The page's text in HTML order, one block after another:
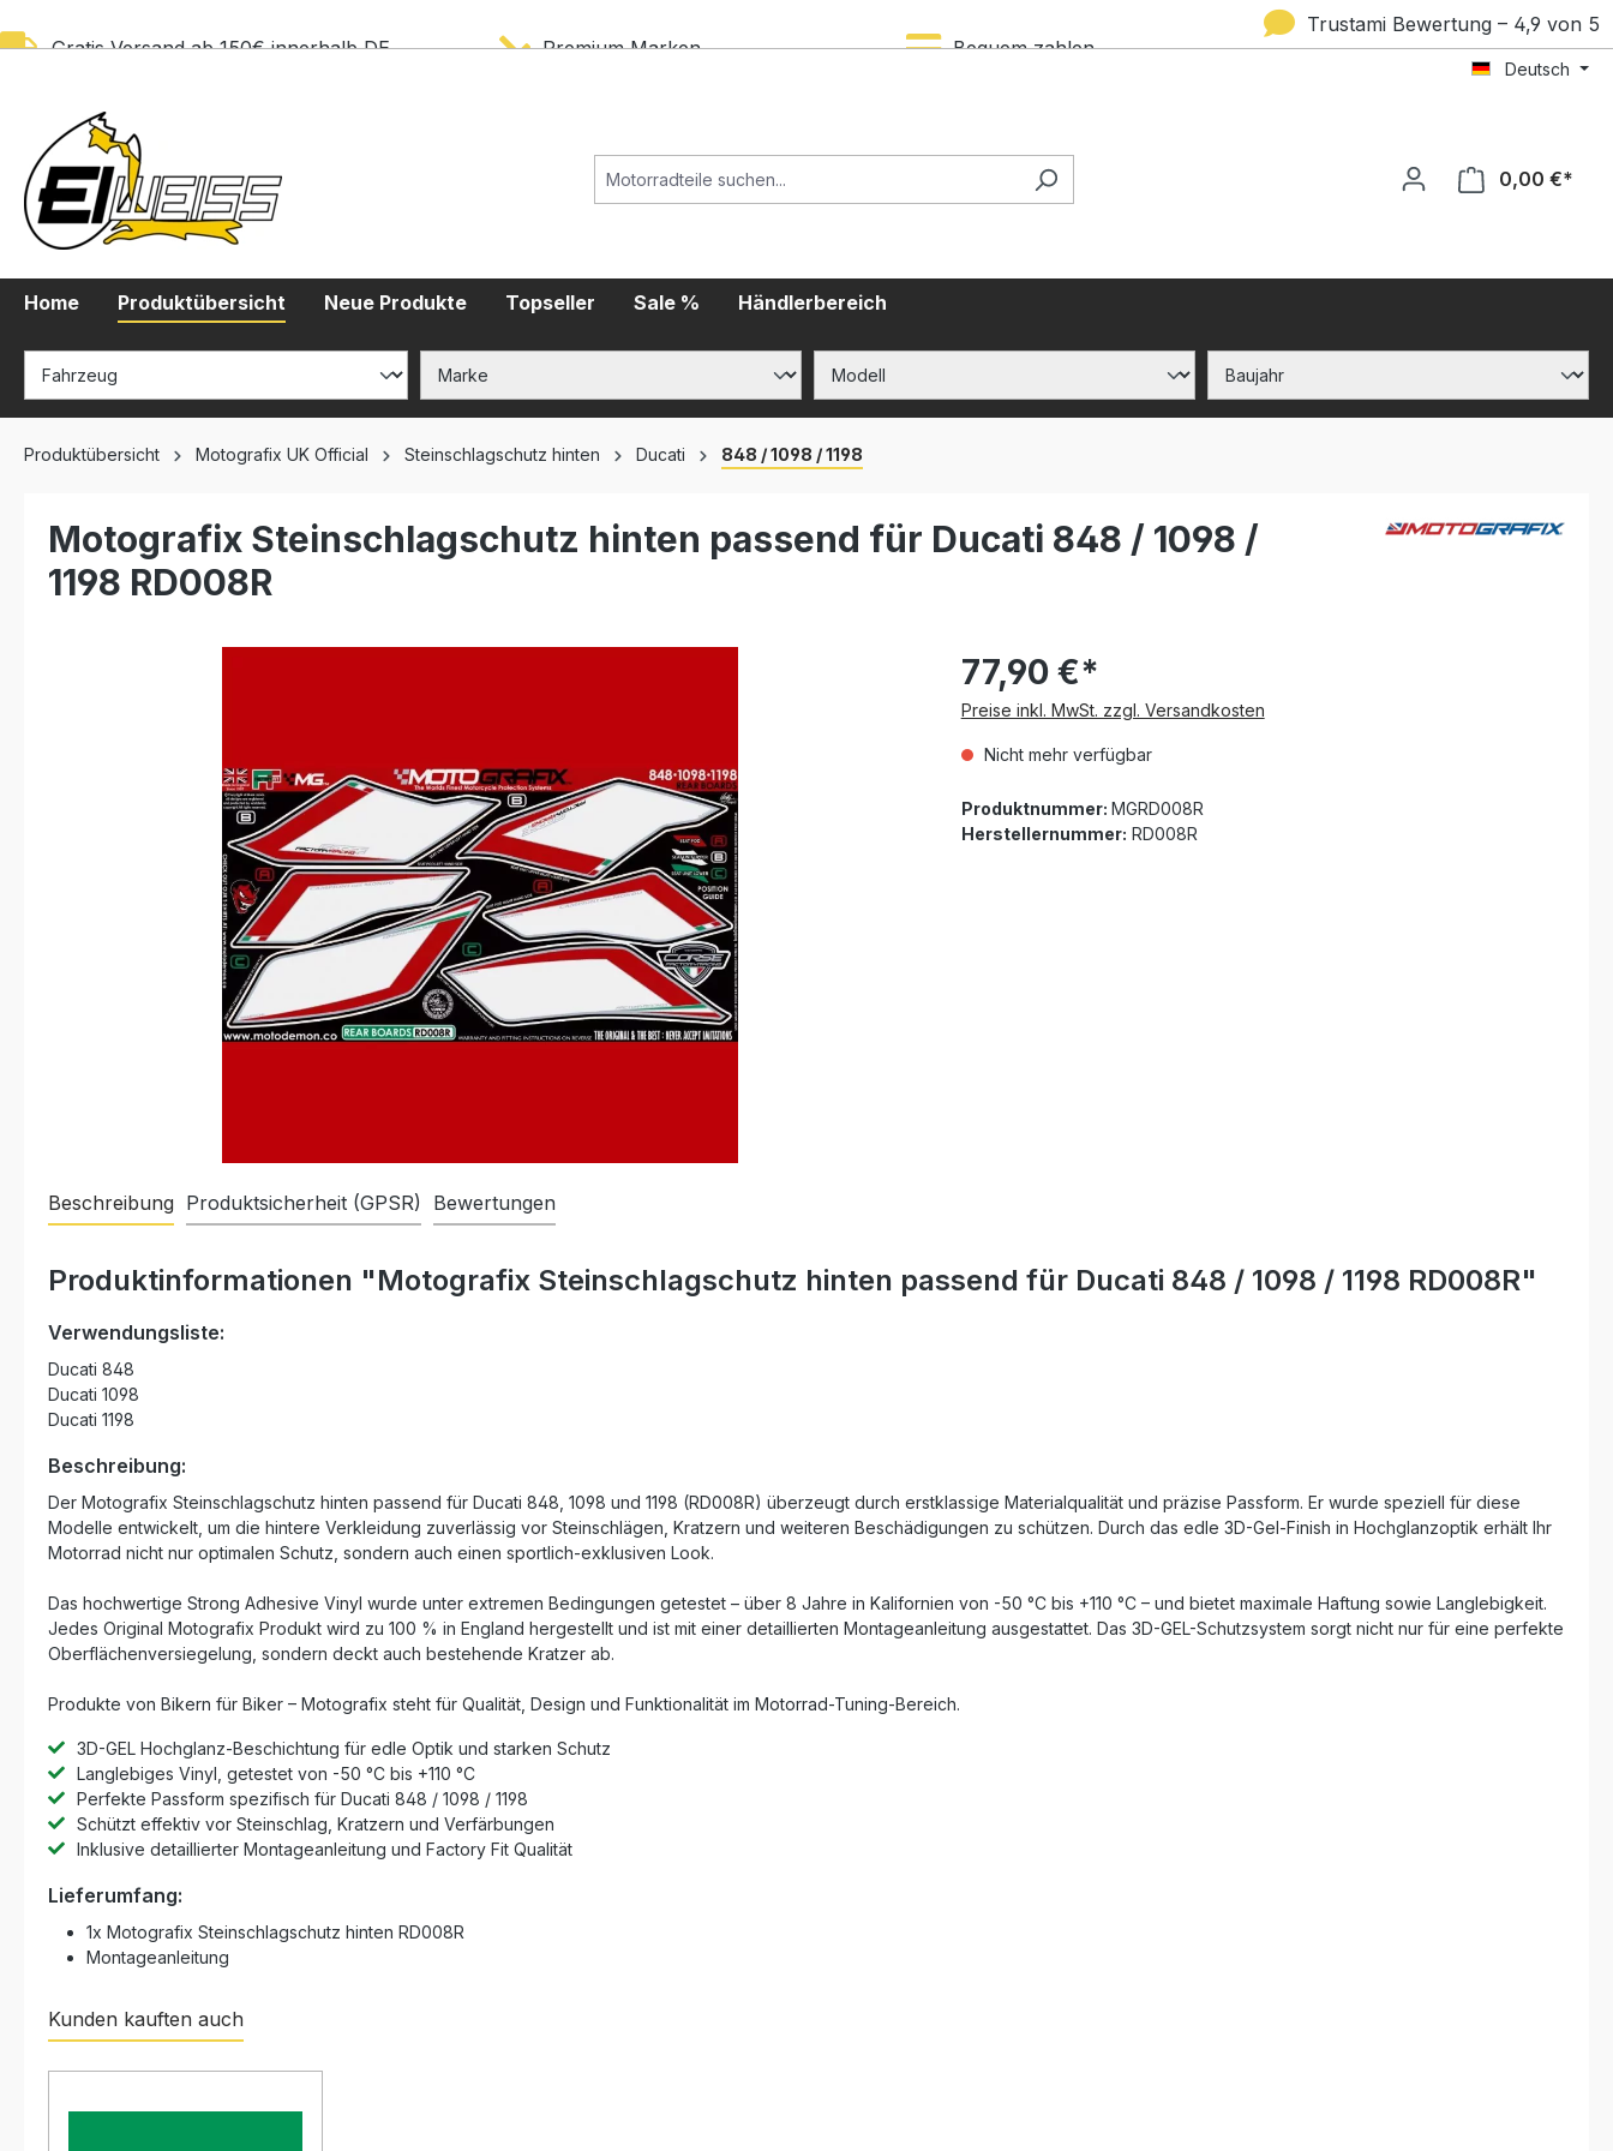
Gratis Versand ab 150€ innerhalb DE Premium Marken Bequem zahlen
Trustami Bewertung – 4,9 von 5
Sternen
Deutsch
0,00 €*
Home Produktübersicht Neue Produkte Topseller Sale % Händlerbereich
Produktübersicht Motografix UK Official Steinschlagschutz hinten Ducati 848 / 1098 / 1198
Motografix Steinschlagschutz hinten passend für Ducati 848 / 1098 /
1198 RD008R
77,90 €*
Preise inkl. MwSt. zzgl. Versandkosten
Nicht mehr verfügbar
Produktnummer: MGRD008R
Herstellernummer: RD008R
Beschreibung Produktsicherheit (GPSR) Bewertungen
Produktinformationen "Motografix Steinschlagschutz hinten passend für Ducati 848 / 1098 / 1198 RD008R"
Verwendungsliste:
Ducati 848
Ducati 1098
Ducati 1198
Beschreibung:
Der Motografix Steinschlagschutz hinten passend für Ducati 848, 1098 und 1198 (RD008R) überzeugt durch erstklassige Materialqualität und präzise Passform. Er wurde speziell für diese
Modelle entwickelt, um die hintere Verkleidung zuverlässig vor Steinschlägen, Kratzern und weiteren Beschädigungen zu schützen. Durch das edle 3D-Gel-Finish in Hochglanzoptik erhält Ihr
Motorrad nicht nur optimalen Schutz, sondern auch einen sportlich-exklusiven Look.
Das hochwertige Strong Adhesive Vinyl wurde unter extremen Bedingungen getestet – über 8 Jahre in Kalifornien von -50 °C bis +110 °C – und bietet maximale Haftung sowie Langlebigkeit.
Jedes Original Motografix Produkt wird zu 100 % in England hergestellt und ist mit einer detaillierten Montageanleitung ausgestattet. Das 3D-GEL-Schutzsystem sorgt nicht nur für eine perfekte
Oberflächenversiegelung, sondern deckt auch bestehende Kratzer ab.
Produkte von Bikern für Biker – Motografix steht für Qualität, Design und Funktionalität im Motorrad-Tuning-Bereich.
3D-GEL Hochglanz-Beschichtung für edle Optik und starken Schutz
Langlebiges Vinyl, getestet von -50 °C bis +110 °C
Perfekte Passform spezifisch für Ducati 848 / 1098 / 1198
Schützt effektiv vor Steinschlag, Kratzern und Verfärbungen
Inklusive detaillierter Montageanleitung und Factory Fit Qualität
Lieferumfang:
1x Motografix Steinschlagschutz hinten RD008R
Montageanleitung
Kunden kauften auch